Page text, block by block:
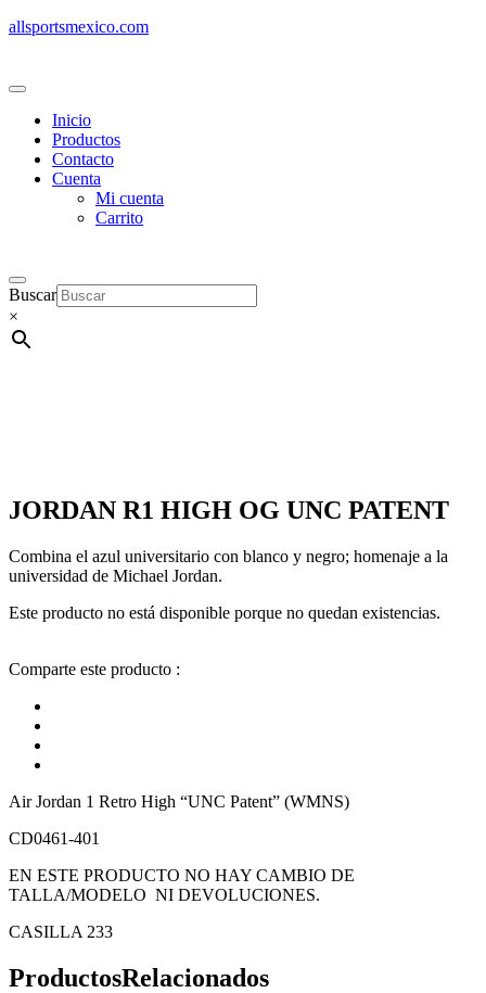
allsportsmexico.com
Inicio
Productos
Contacto
Cuenta
Mi cuenta
Carrito
Buscar
×
JORDAN R1 HIGH OG UNC PATENT
Combina el azul universitario con blanco y negro; homenaje a la
universidad de Michael Jordan.
Este producto no está disponible porque no quedan existencias.
Comparte este producto :
Air Jordan 1 Retro High “UNC Patent” (WMNS)
CD0461-401
EN ESTE PRODUCTO NO HAY CAMBIO DE
TALLA/MODELO NI DEVOLUCIONES.
CASILLA 233
ProductosRelacionados